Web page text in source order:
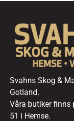
Svahns Skog &
Gotland.
Våra butiker finns
51 i Hemse.